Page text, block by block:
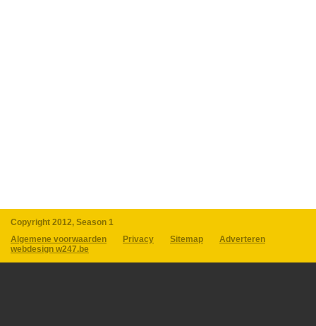
Copyright 2012, Season 1
Algemene voorwaarden
Privacy Sitemap
Adverteren
webdesign w247.be